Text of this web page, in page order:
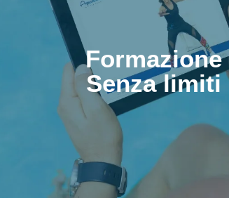
Formazione
Senza limiti